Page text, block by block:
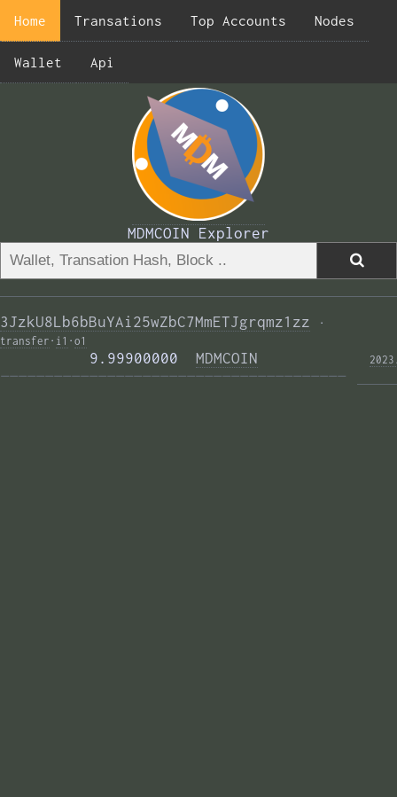
Home Transations Top Accounts Nodes
Wallet Api
MDMCOIN Explorer
3JzkU8Lb6bBuYAi25wZbC7MmETJgrqmz1zz
·
transfer · i1 · o1
          9.99900000
MDMCOIN
———————————————————————————————————————